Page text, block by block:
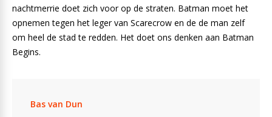
nachtmerrie doet zich voor op de straten. Batman moet het
opnemen tegen het leger van Scarecrow en de de man zelf
om heel de stad te redden. Het doet ons denken aan Batman
Begins.
Bas van Dun